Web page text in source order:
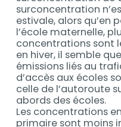
surconcentration
estivale, alors qu’en
l’école maternelle,
concentrations sont
en hiver, il semble
émissions liés au
d’accès aux écoles
celle de l’autoroute
abords des écoles.
Les concentrations
primaire sont moins